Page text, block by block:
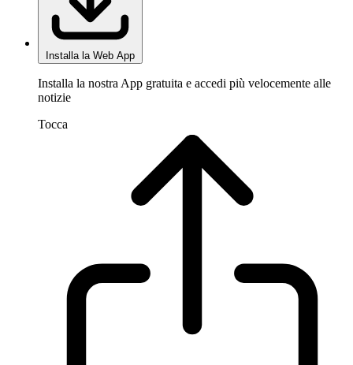
Installa la Web App
Installa la nostra App gratuita e accedi più velocemente alle
notizie
Tocca